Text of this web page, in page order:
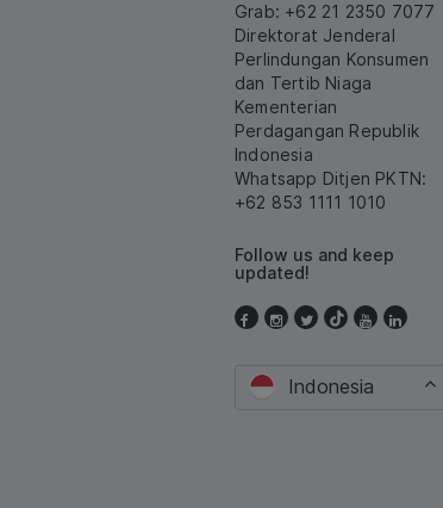
Grab: +62 21 2350 7077
Direktorat Jenderal
Perlindungan Konsumen
dan Tertib Niaga
Kementerian
Perdagangan Republik
Indonesia
Whatsapp Ditjen PKTN:
+62 853 1111 1010
Follow us and keep
updated!
Indonesia